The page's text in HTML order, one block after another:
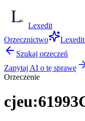
Lexedit
Orzecznictwo
Lexedit
Szukaj orzeczeń
Zapytaj AI o tę sprawę
Orzeczenie